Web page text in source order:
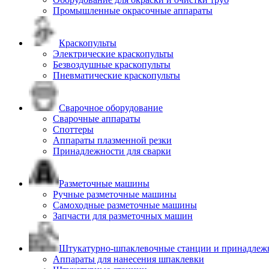
Промышленные окрасочные аппараты
Краскопульты
Электрические краскопульты
Безвоздушные краскопульты
Пневматические краскопульты
Сварочное оборудование
Сварочные аппараты
Споттеры
Аппараты плазменной резки
Принадлежности для сварки
Разметочные машины
Ручные разметочные машины
Самоходные разметочные машины
Запчасти для разметочных машин
Штукатурно-шпаклевочные станции и
Аппараты для нанесения шпаклевки